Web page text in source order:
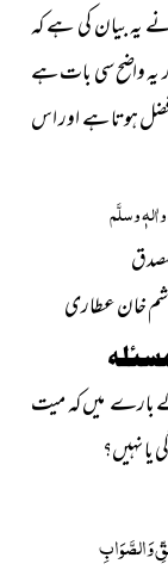
یہ بیان کی ہے کہ
یہ واضح سی بات ہے
ہوتا ہے اور اس
وسلَّم
خان عطاری
بارے میں کہ میت
یا نہیں؟
وَالصَّوَابِ